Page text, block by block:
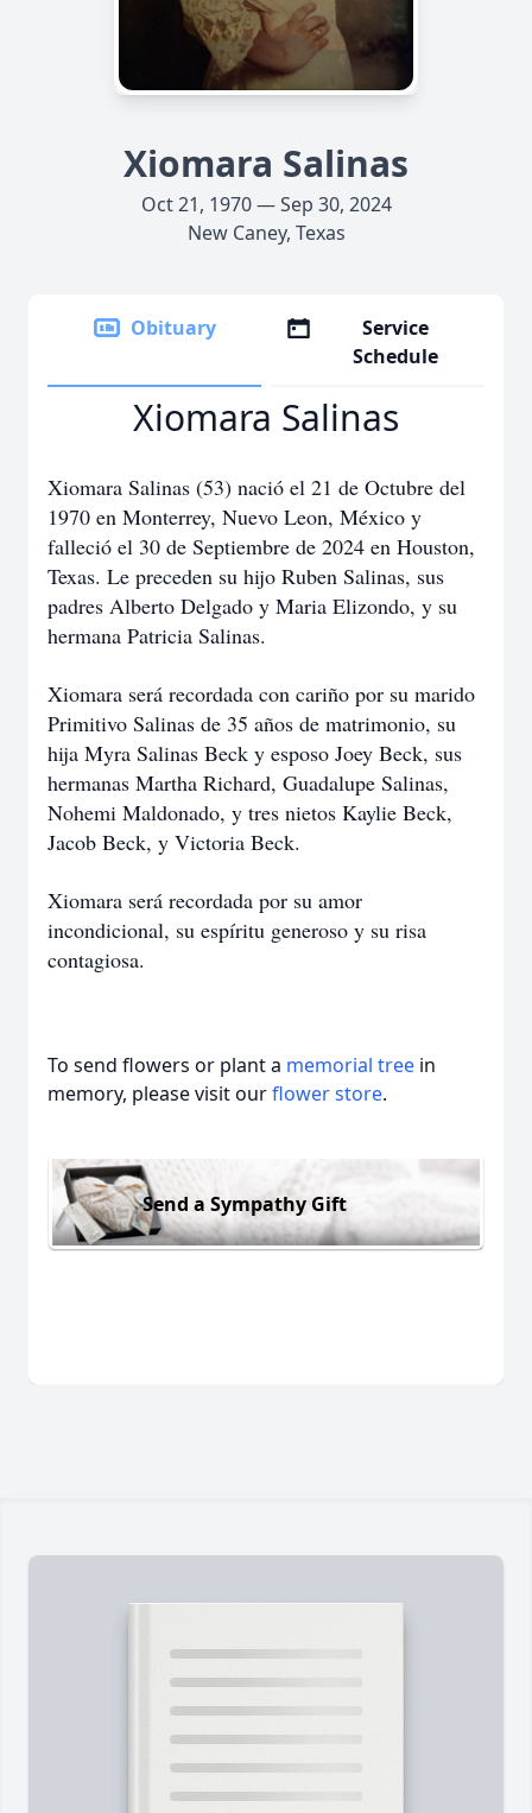
Xiomara Salinas
Oct 21, 1970 — Sep 30, 2024
New Caney, Texas
Obituary
Service
Schedule
Xiomara Salinas
Xiomara Salinas (53) nació el 21 de Octubre del
1970 en Monterrey, Nuevo Leon, México y
falleció el 30 de Septiembre de 2024 en Houston,
Texas. Le preceden su hijo Ruben Salinas, sus
padres Alberto Delgado y Maria Elizondo, y su
hermana Patricia Salinas.
Xiomara será recordada con cariño por su marido
Primitivo Salinas de 35 años de matrimonio, su
hija Myra Salinas Beck y esposo Joey Beck, sus
hermanas Martha Richard, Guadalupe Salinas,
Nohemi Maldonado, y tres nietos Kaylie Beck,
Jacob Beck, y Victoria Beck.
Xiomara será recordada por su amor
incondicional, su espíritu generoso y su risa
contagiosa.
To send flowers or plant a memorial tree in
memory, please visit ourflower store.
Send a Sympathy Gift